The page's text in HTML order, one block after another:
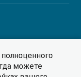
можете